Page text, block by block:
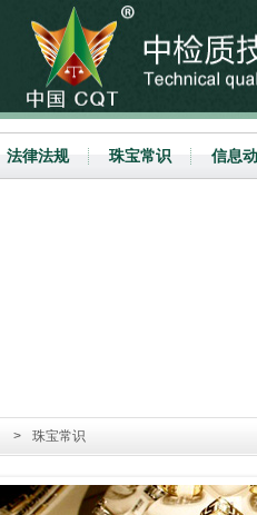
法律法规 珠宝常识 信息
> 珠宝常识